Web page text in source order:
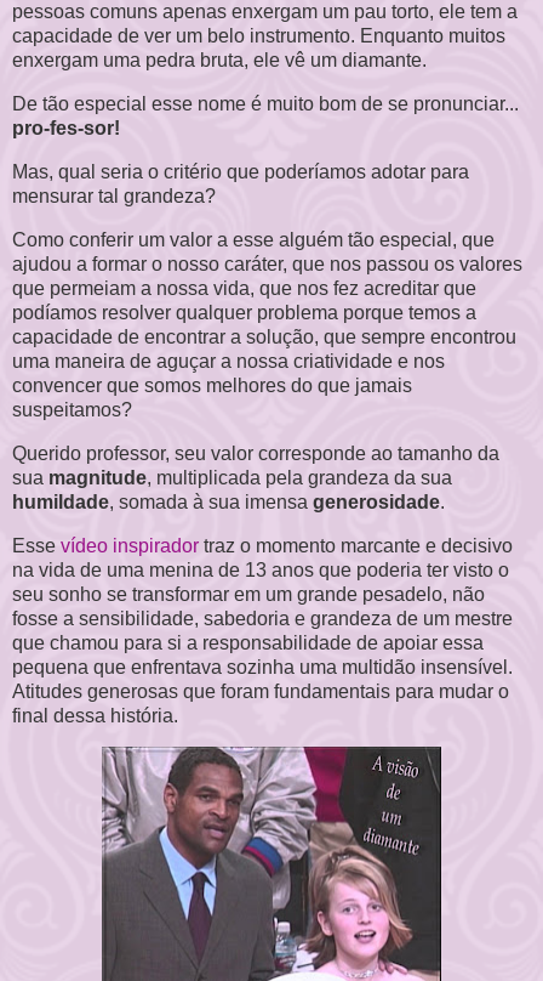
pessoas comuns apenas enxergam um pau torto, ele tem a
capacidade de ver um belo instrumento. Enquanto muitos
enxergam uma pedra bruta, ele vê um diamante.
De tão especial esse nome é muito bom de se pronunciar...
pro-fes-sor!
Mas, qual seria o critério que poderíamos adotar para
mensurar tal grandeza?
Como conferir um valor a esse alguém tão especial, que
ajudou a formar o nosso caráter, que nos passou os valores
que permeiam a nossa vida, que nos fez acreditar que
podíamos resolver qualquer problema porque temos a
capacidade de encontrar a solução, que sempre encontrou
uma maneira de aguçar a nossa criatividade e nos
convencer que somos melhores do que jamais
suspeitamos?
Querido professor, seu valor corresponde ao tamanho da
sua magnitude, multiplicada pela grandeza da sua
humildade, somada à sua imensa generosidade.
Esse vídeo inspirador traz o momento marcante e decisivo
na vida de uma menina de 13 anos que poderia ter visto o
seu sonho se transformar em um grande pesadelo, não
fosse a sensibilidade, sabedoria e grandeza de um mestre
que chamou para si a responsabilidade de apoiar essa
pequena que enfrentava sozinha uma multidão insensível.
Atitudes generosas que foram fundamentais para mudar o
final dessa história.